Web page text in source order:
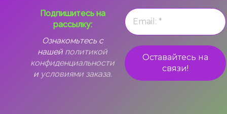
Подпишитесь на
рассылку:
Ознакомьтесь с
нашей политикой
конфиденциальности
и условиями заказа.